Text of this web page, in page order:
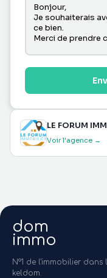
LE FORUM
Voir l'agence →
dom
immo
N°1 de l'immobilier
keldom.